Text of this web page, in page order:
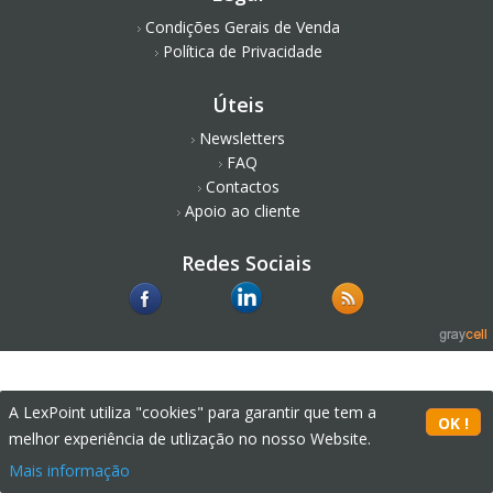
Condições Gerais de Venda
Política de Privacidade
Úteis
Newsletters
FAQ
Contactos
Apoio ao cliente
Redes Sociais
A LexPoint utiliza "cookies" para garantir que tem a
melhor experiência de utlização no nosso Website.
Mais informação